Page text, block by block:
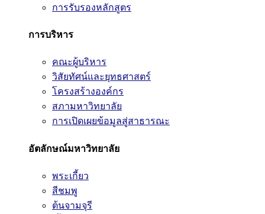
การรับรองหลักสูตร
การบริหาร
คณะผู้บริหาร
วิสัยทัศน์และยุทธศาสตร์
โครงสร้างองค์กร
สภามหาวิทยาลัย
การเปิดเผยข้อมูลสู่สาธารณะ
อัตลักษณ์มหาวิทยาลัย
พระเกี้ยว
สีชมพู
ต้นจามจุรี